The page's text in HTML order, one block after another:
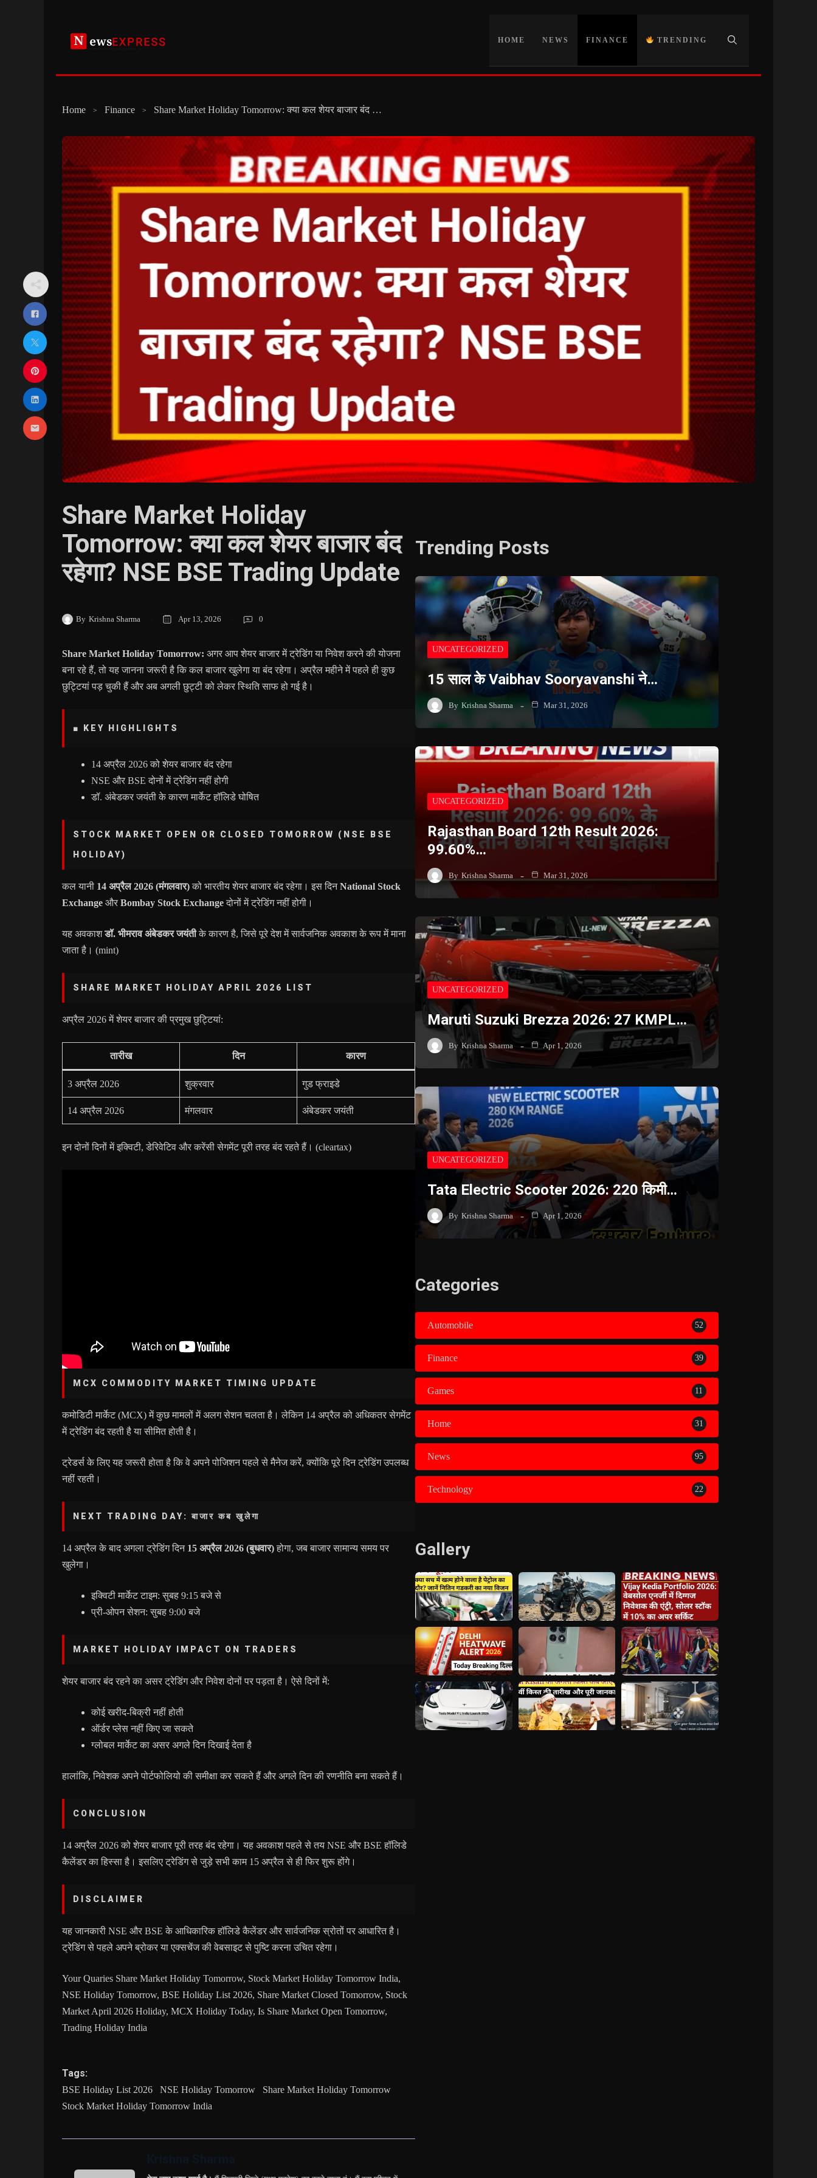
HOME NEWS FINANCE TRENDING
Home Finance Share Market Holiday Tomorrow: क्या कल शेयर बाजार बंद रहेगा? NSE BSE Trading Update
Share Market Holiday
Tomorrow: क्या कल शेयर बाजार बंद
रहेगा? NSE BSE Trading Update
By Krishna Sharma Apr 13, 2026 0
Share Market Holiday Tomorrow: अगर आप शेयर बाजार में ट्रेडिंग या निवेश करने की योजना
बना रहे हैं, तो यह जानना जरूरी है कि कल बाजार खुलेगा या बंद रहेगा। अप्रैल महीने में पहले ही कुछ
छुट्टियां पड़ चुकी हैं और अब अगली छुट्टी को लेकर स्थिति साफ हो गई है।
■ KEY HIGHLIGHTS
14 अप्रैल 2026 को शेयर बाजार बंद रहेगा
NSE और BSE दोनों में ट्रेडिंग नहीं होगी
डॉ. अंबेडकर जयंती के कारण मार्केट हॉलिडे घोषित
STOCK MARKET OPEN OR CLOSED TOMORROW (NSE BSE
HOLIDAY)
कल यानी 14 अप्रैल 2026 (मंगलवार)को भारतीय शेयर बाजार बंद रहेगा। इस दिनNational Stock
Exchange और Bombay Stock Exchangeदोनों में ट्रेडिंग नहीं होगी।
यह अवकाशडॉ. भीमराव अंबेडकर जयंतीके कारण है, जिसे पूरे देश में सार्वजनिक अवकाश के रूप में माना
जाता है। (mint)
SHARE MARKET HOLIDAY APRIL 2026 LIST
अप्रैल 2026 में शेयर बाजार की प्रमुख छुट्टियां:
तारीख दिन कारण
3 अप्रैल 2026 शुक्रवार गुड फ्राइडे
14 अप्रैल 2026 मंगलवार अंबेडकर जयंती
इन दोनों दिनों में इक्विटी, डेरिवेटिव और करेंसी सेगमेंट पूरी तरह बंद रहते हैं। (cleartax)
MCX COMMODITY MARKET TIMING UPDATE
कमोडिटी मार्केट (MCX) में कुछ मामलों में अलग सेशन चलता है। लेकिन 14 अप्रैल को अधिकतर सेगमेंट
में ट्रेडिंग बंद रहती है या सीमित होती है।
ट्रेडर्स के लिए यह जरूरी होता है कि वे अपने पोजिशन पहले से मैनेज करें, क्योंकि पूरे दिन ट्रेडिंग उपलब्ध
नहीं रहती।
NEXT TRADING DAY: बाजार कब खुलेगा
14 अप्रैल के बाद अगला ट्रेडिंग दिन 15 अप्रैल 2026 (बुधवार)होगा, जब बाजार सामान्य समय पर
खुलेगा।
इक्विटी मार्केट टाइम: सुबह 9:15 बजे से
प्री-ओपन सेशन: सुबह 9:00 बजे
MARKET HOLIDAY IMPACT ON TRADERS
शेयर बाजार बंद रहने का असर ट्रेडिंग और निवेश दोनों पर पड़ता है। ऐसे दिनों में:
कोई खरीद-बिक्री नहीं होती
ऑर्डर प्लेस नहीं किए जा सकते
ग्लोबल मार्केट का असर अगले दिन दिखाई देता है
हालांकि, निवेशक अपने पोर्टफोलियो की समीक्षा कर सकते हैं और अगले दिन की रणनीति बना सकते हैं।
CONCLUSION
14 अप्रैल 2026 को शेयर बाजार पूरी तरह बंद रहेगा। यह अवकाश पहले से तय NSE और BSE हॉलिडे
कैलेंडर का हिस्सा है। इसलिए ट्रेडिंग से जुड़े सभी काम 15 अप्रैल से ही फिर शुरू होंगे।
DISCLAIMER
यह जानकारी NSE और BSE के आधिकारिक हॉलिडे कैलेंडर और सार्वजनिक स्रोतों पर आधारित है।
ट्रेडिंग से पहले अपने ब्रोकर या एक्सचेंज की वेबसाइट से पुष्टि करना उचित रहेगा।
Your Quaries Share Market Holiday Tomorrow, Stock Market Holiday Tomorrow India,
NSE Holiday Tomorrow, BSE Holiday List 2026, Share Market Closed Tomorrow, Stock
Market April 2026 Holiday, MCX Holiday Today, Is Share Market Open Tomorrow,
Trading Holiday India
Tags:
BSE Holiday List 2026 NSE Holiday Tomorrow
Share Market Holiday Tomorrow
Stock Market Holiday Tomorrow India
Trending Posts
UNCATEGORIZED
15 साल के Vaibhav Sooryavanshi ने…
By Krishna Sharma Mar 31, 2026
UNCATEGORIZED
Rajasthan Board 12th Result 2026:
99.60%…
By Krishna Sharma Mar 31, 2026
UNCATEGORIZED
Maruti Suzuki Brezza 2026: 27 KMPL…
By Krishna Sharma Apr 1, 2026
UNCATEGORIZED
Tata Electric Scooter 2026: 220 किमी…
By Krishna Sharma Apr 1, 2026
Categories
Automobile 52
Finance 39
Games 11
Home 31
News 95
Technology 22
Gallery